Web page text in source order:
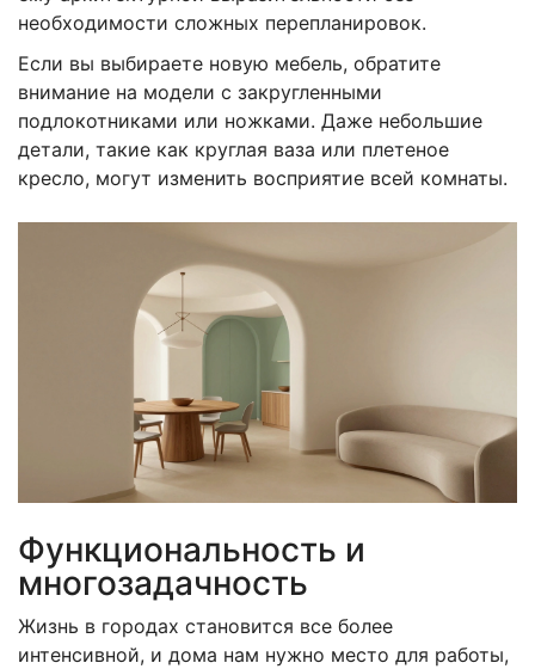
необходимости сложных перепланировок.
Если вы выбираете новую мебель, обратите
внимание на модели с закругленными
подлокотниками или ножками. Даже небольшие
детали, такие как круглая ваза или плетеное
кресло, могут изменить восприятие всей комнаты.
Функциональность и
многозадачность
Жизнь в городах становится все более
интенсивной, и дома нам нужно место для работы,